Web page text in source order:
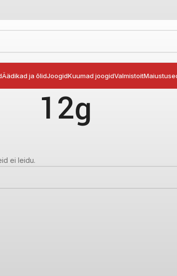
Äädikad ja õlidJoogidKuumad joogidValmistoit
12g
ei leidu.